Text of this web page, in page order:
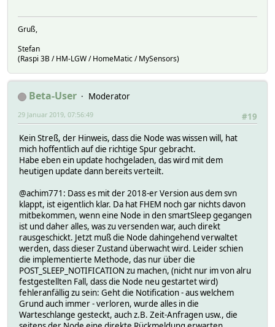
Gruß,
Stefan
(Raspi 3B / HM-LGW / HomeMatic / MySensors)
Beta-User
Moderator
#19
29 Januar 2019, 07:56:49
Kein Streß, der Hinweis, dass die Node was wissen will, hat
mich hoffentlich auf die richtige Spur gebracht.
Habe eben ein update hochgeladen, das wird mit dem
heutigen update dann bereits verteilt.
@achim771: Dass es mit der 2018-er Version aus dem svn
klappt, ist eigentlich klar. Da hat FHEM noch gar nichts davon
mitbekommen, wenn eine Node in den smartSleep gegangen
ist und daher alles, was zu versenden war, auch direkt
rausgeschickt. Jetzt muß die Node dahingehend verwaltet
werden, dass dieser Zustand überwacht wird. Leider schien
die implementierte Methode, das nur über die
POST_SLEEP_NOTIFICATION zu machen, (nicht nur im von alru
festgestellten Fall, dass die Node neu gestartet wird)
fehleranfällig zu sein: Geht die Notification - aus welchem
Grund auch immer - verloren, wurde alles in die
Warteschlange gesteckt, auch z.B. Zeit-Anfragen usw., die